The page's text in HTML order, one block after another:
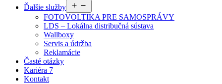
Ďalšie služby
menu
FOTOVOLTIKA PRE SAMOSPRÁVY
LDS – Lokálna distribučná sústava
Wallboxy
Servis a údržba
Reklamácie
Časté otázky
Kariéra 7
Kontakt